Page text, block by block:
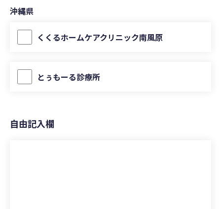
沖縄県
くくるホームケアクリニック南風原
とぅもーる診療所
自由記入欄